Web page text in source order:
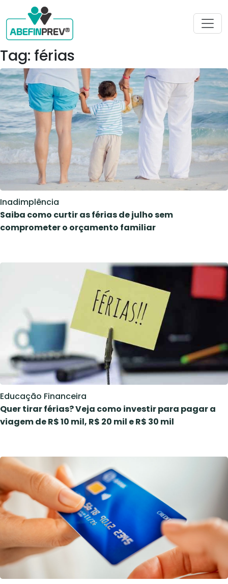
Tag: férias
Inadimplência
Saiba como curtir as férias de julho sem
comprometer o orçamento familiar
Educação Financeira
Quer tirar férias? Veja como investir para pagar a
viagem de R$ 10 mil, R$ 20 mil e R$ 30 mil